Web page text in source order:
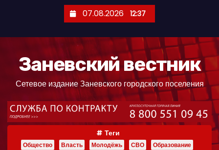
07.08.2026 12:37
Заневский вестник
Сетевое издание Заневского городского поселения
Теги
Общество Власть Молодёжь СВО
Образование